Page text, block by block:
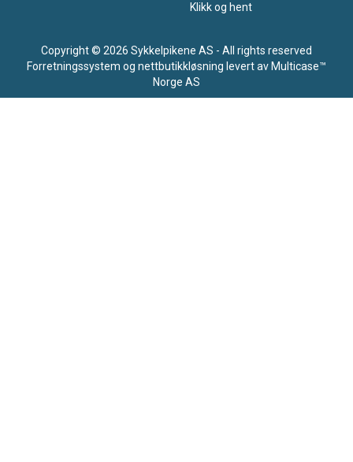
Klikk og hent
Copyright © 2026 Sykkelpikene AS - All rights reserved
Forretningssystem og nettbutikkløsning levert av Multicase™
Norge AS